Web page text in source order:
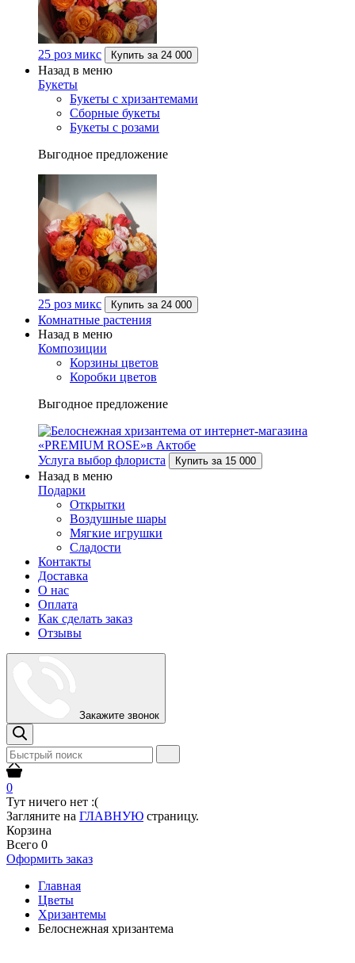
25 роз микс Купить за 24 000
Назад в меню
Букеты
Букеты с хризантемами
Сборные букеты
Букеты с розами
Выгодное предложение
25 роз микс Купить за 24 000
Комнатные растения
Назад в меню
Композиции
Корзины цветов
Коробки цветов
Выгодное предложение
Услуга выбор флориста Купить за 15 000
Назад в меню
Подарки
Открытки
Воздушные шары
Мягкие игрушки
Сладости
Контакты
Доставка
О нас
Оплата
Как сделать заказ
Отзывы
Закажите звонок
0
Тут ничего нет :(
Загляните на ГЛАВНУЮ страницу.
Корзина
Всего 0
Оформить заказ
Главная
Цветы
Хризантемы
Белоснежная хризантема